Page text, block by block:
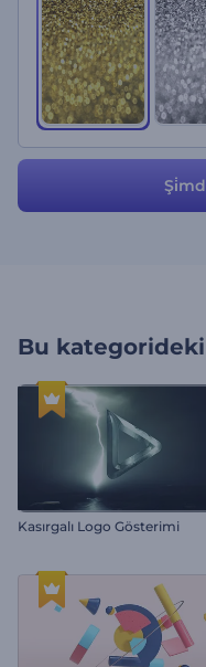
Bu kategorideki
Kasırgalı Logo Gösterimi